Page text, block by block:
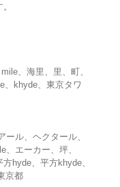
、海里、里、町、
、khyde、東京タワ
ル、ヘクタール、
エーカー、坪、
hyde、平方khyde、
京都